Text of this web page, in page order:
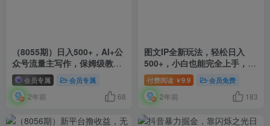
（8055期）日入500+，AI+公
众号流量主写作，保姆级教程
【附指令】
会员专属 会员专属
2年前 68
图文IP全新玩法，轻松日入
500+，小白也能完全上手，附
带变现思路（巨细版）
付费阅读 ￥9.9 会员免费
2年前 183